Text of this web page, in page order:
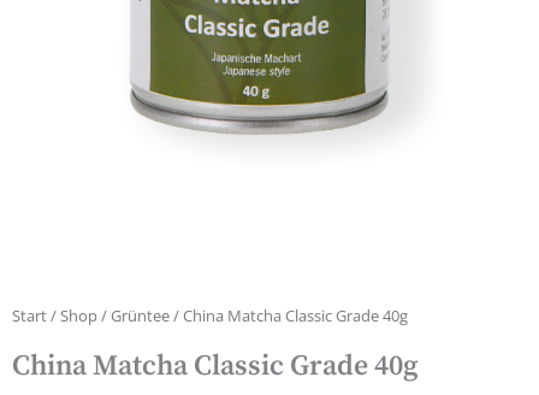
Start/Shop/Grüntee/ China Matcha Classic Grade 40g
China Matcha Classic Grade 40g